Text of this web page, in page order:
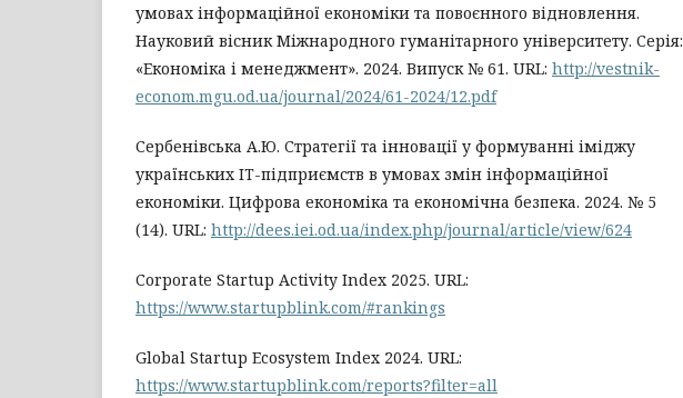
умовах інформаційної економіки та повоєнного відновлення.
Науковий вісник Міжнародного гуманітарного університету. Серія:
«Економіка і менеджмент». 2024. Випуск № 61. URL: http://vestnik-
econom.mgu.od.ua/journal/2024/61-2024/12.pdf
Сербенівська А.Ю. Cтратегії та інновації у формуванні іміджу
українських IT-підприємств в умовах змін інформаційної
економіки. Цифрова економіка та економічна безпека. 2024. № 5
(14). URL: http://dees.iei.od.ua/index.php/journal/article/view/624
Corporate Startup Activity Index 2025. URL:
https://www.startupblink.com/#rankings
Global Startup Ecosystem Index 2024. URL:
https://www.startupblink.com/reports?filter=all